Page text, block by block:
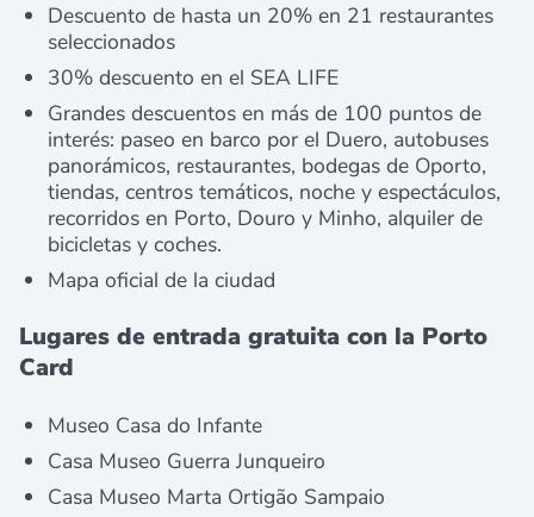
Descuento de hasta un 20% en 21 restaurantes
seleccionados
30% descuento en el SEA LIFE
Grandes descuentos en más de 100 puntos de
interés: paseo en barco por el Duero, autobuses
panorámicos, restaurantes, bodegas de Oporto,
tiendas, centros temáticos, noche y espectáculos,
recorridos en Porto, Douro y Minho, alquiler de
bicicletas y coches.
Mapa oficial de la ciudad
Lugares de entrada gratuita con la Porto
Card
Museo Casa do Infante
Casa Museo Guerra Junqueiro
Casa Museo Marta Ortigão Sampaio